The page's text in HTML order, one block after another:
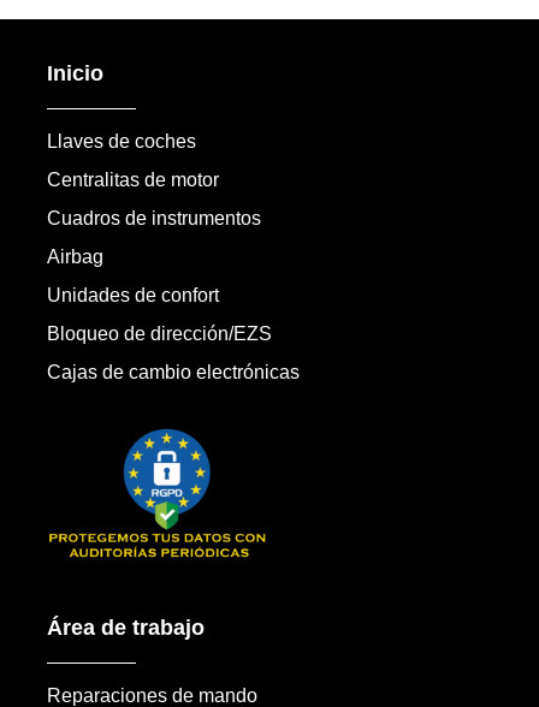
Inicio
Llaves de coches
Centralitas de motor
Cuadros de instrumentos
Airbag
Unidades de confort
Bloqueo de dirección/EZS
Cajas de cambio electrónicas
Área de trabajo
Reparaciones de mando